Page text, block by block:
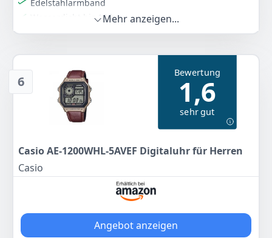
Edelstahlarmband
Wasserdicht bis 10 bar
Kalender Funktion
UVP:
Mehr anzeigen...
6
Bewertung
1,6
sehr gut
Casio AE-1200WHL-5AVEF Digitaluhr für Herren
Casio
Angebot anzeigen